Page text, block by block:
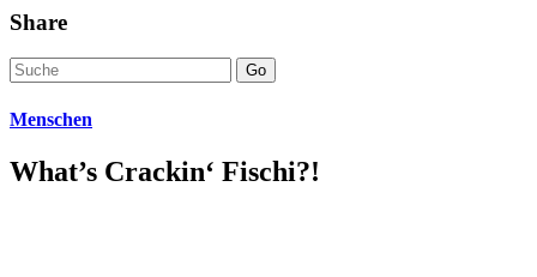
Share
Go
Menschen
What’s Crackin‘ Fischi?!